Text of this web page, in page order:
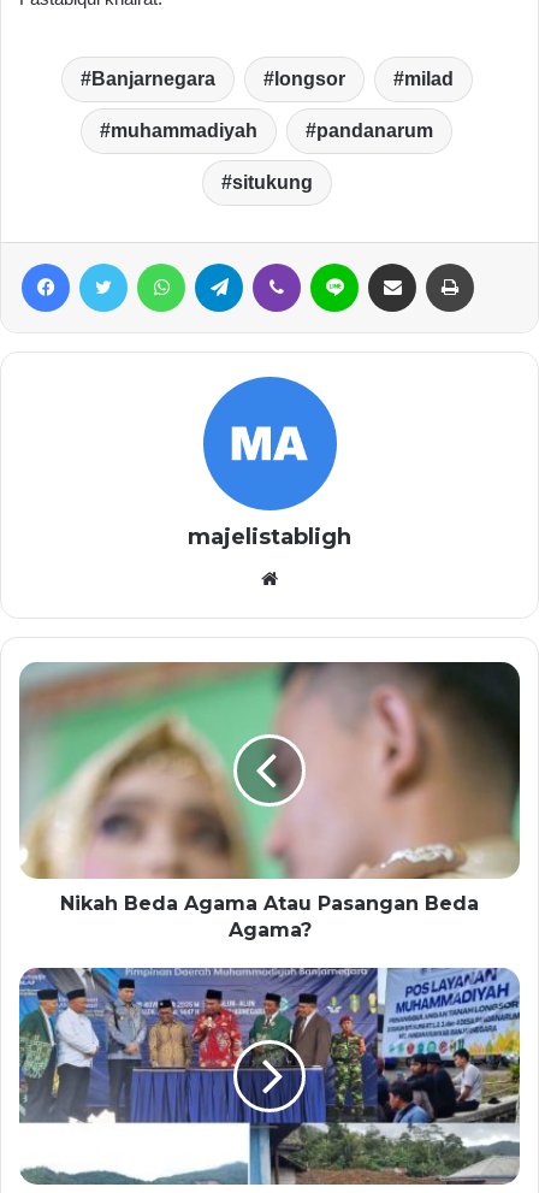
Banjarnegara longsor milad
muhammadiyah pandanarum
situkung
Facebook Twitter WhatsApp Telegram Viber Line Share via Email
majelistabligh
Nikah Beda Agama Atau Pasangan Beda
Agama?